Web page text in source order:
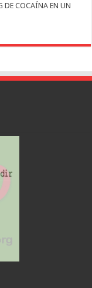
DE COCAÍNA EN UN